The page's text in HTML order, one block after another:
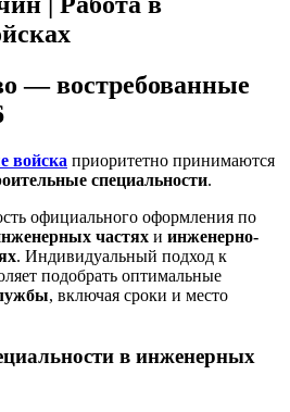
— востребованные
войска приоритетно принимаются
специальности.
официального оформления по
частях и инженерно-
. Индивидуальный подход к
подобрать оптимальные
, включая сроки и место
в инженерных